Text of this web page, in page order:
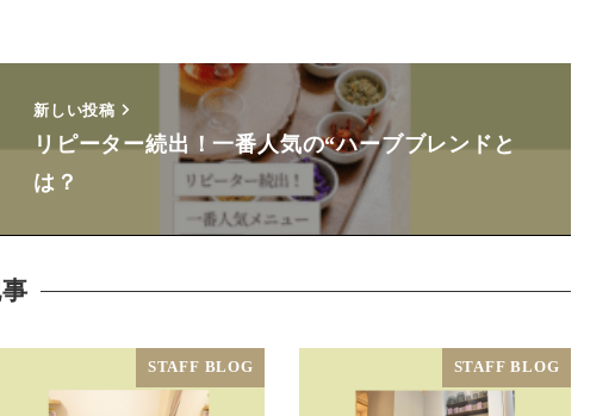
新しい投稿
リピーター続出！一番人気の“ハーブブレンドと
は？
STAFF BLOG STAFF BLOG